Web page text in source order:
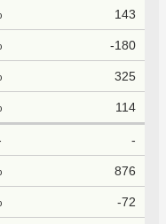
143
-180
325
114
-
876
-72